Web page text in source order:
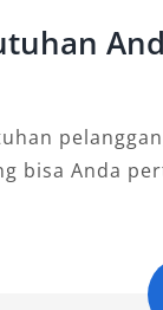
bisa Anda